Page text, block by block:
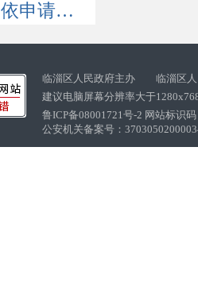
依申请公开
临淄区人民政府主办 临淄区人
建议电脑屏幕分辨率大于
鲁ICP备08001721号-2 网站标识
公安机关备案号：